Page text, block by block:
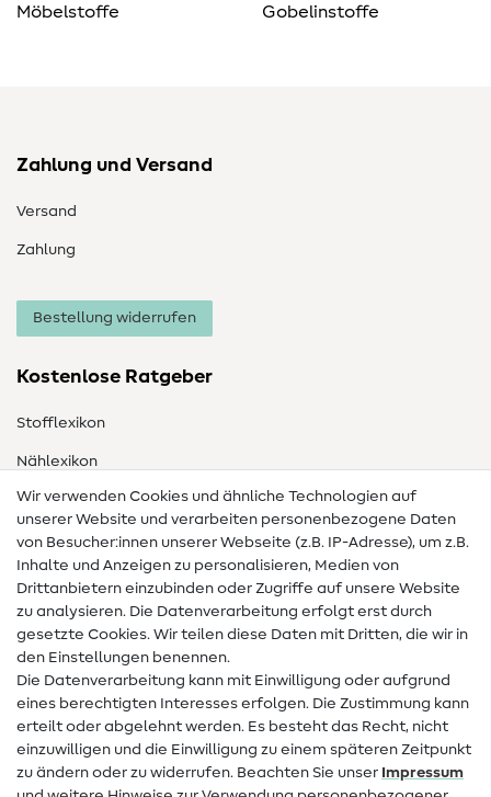
Möbelstoffe
Gobelinstoffe
Zahlung und Versand
Versand
Zahlung
Bestellung widerrufen
Kostenlose Ratgeber
Stofflexikon
Nählexikon
Nähanleitungen
Hilfe & Kontakt
Kontakt
Infos zum Betreiberwechsel
Widerrufsrecht
Beliebt
Wir verwenden Cookies und ähnliche Technologien auf
unserer Website und verarbeiten personenbezogene Daten
von Besucher:innen unserer Webseite (z.B. IP-Adresse), um z.B.
Inhalte und Anzeigen zu personalisieren, Medien von
Drittanbietern einzubinden oder Zugriffe auf unsere Website
zu analysieren. Die Datenverarbeitung erfolgt erst durch
gesetzte Cookies. Wir teilen diese Daten mit Dritten, die wir in
den Einstellungen benennen.
Die Datenverarbeitung kann mit Einwilligung oder aufgrund
eines berechtigten Interesses erfolgen. Die Zustimmung kann
erteilt oder abgelehnt werden. Es besteht das Recht, nicht
einzuwilligen und die Einwilligung zu einem späteren Zeitpunkt
zu ändern oder zu widerrufen. Beachten Sie unser Impressum